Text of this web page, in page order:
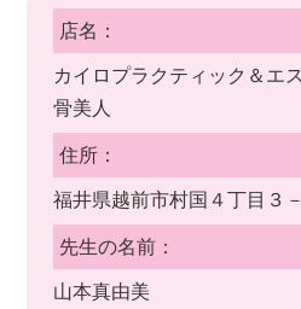
店名：
カイロプラクティック＆エ
骨美人
住所：
福井県越前市村国４丁目３
先生の名前：
山本真由美